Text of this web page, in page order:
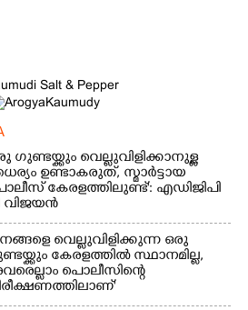
ഗുണ്ടയ്ക്കും വെല്ലുവിളിക്കാനുള്ള
ഉണ്ടാകരുത്, സ്മാർട്ടായ
കേരളത്തിലുണ്ട്': എഡിജിപി
വിജയൻ
വെല്ലുവിളിക്കുന്ന ഒരു
കേരളത്തിൽ സ്ഥാനമില്ല,​
പൊലീസിന്റെ
this link
Copy Link